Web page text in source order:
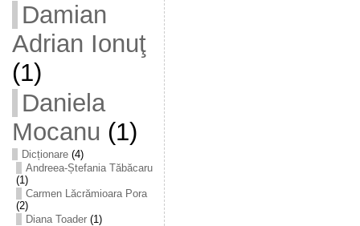
Damian
Adrian Ionuţ
(1)
Daniela
Mocanu (1)
Dicționare(4)
Andreea-Ștefania Tăbăcaru
(1)
Carmen Lăcrămioara Pora
(2)
Diana Toader(1)